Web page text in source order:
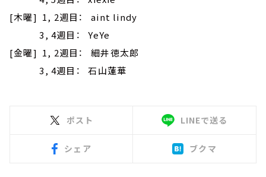
[木曜] 1, 2週目： aint lindy
3, 4週目： YeYe
[金曜] 1, 2週目： 細井徳太郎
3, 4週目： 石山蓮華
ポスト LINEで送る
シェア ブクマ